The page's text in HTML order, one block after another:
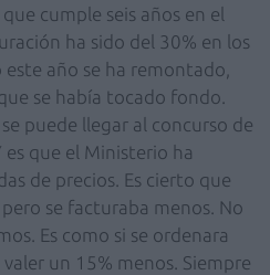
cumple seis años en el
ha sido del 30% en los
año se ha remontado,
se había tocado fondo.
puede llegar al concurso de
que el Ministerio ha
de precios. Es cierto que
se facturaba menos. No
Es como si se ordenara
un 15% menos. Siempre